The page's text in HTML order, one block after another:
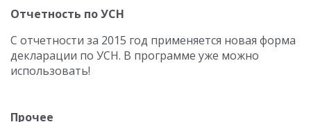
Отчетность по УСН
С отчетности за 2015 год применяется новая форма
декларации по УСН. В программе уже можно
использовать!
Прочее